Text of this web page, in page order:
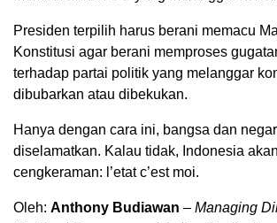
Presiden terpilih harus berani memacu
Konstitusi agar berani memproses
terhadap partai politik yang melanggar
dibubarkan atau dibekukan.
Hanya dengan cara ini, bangsa dan
diselamatkan. Kalau tidak, Indonesia
cengkeraman: l’etat c’est moi.
Oleh: Anthony Budiawan – Managing